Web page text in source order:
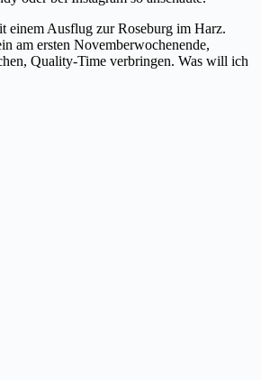
einem Ausflug zur Roseburg im Harz.
am ersten Novemberwochenende,
Quality-Time verbringen. Was will ich